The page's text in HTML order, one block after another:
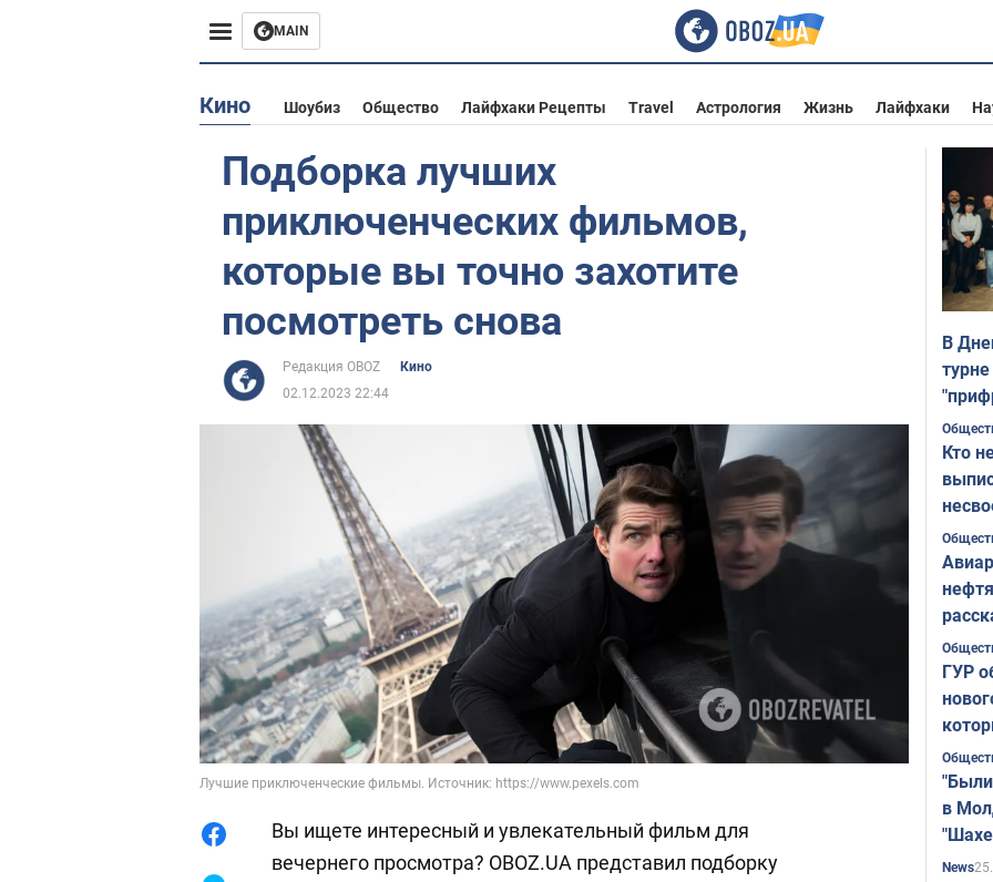
MAIN
Жизнь
Лайфхаки
Кино Шоубиз Общество Лайфхаки Рецепты Travel Астрология Жизнь Лайфхаки
Подборка лучших
приключенческих фильмов,
которые вы точно захотите
посмотреть снова
Редакция OBOZ
Кино
02.12.2023 22:44
Лучшие приключенческие фильмы. Источник: https://www.pexels.com
Вы ищете интересный и увлекательный фильм для
вечернего просмотра? OBOZ.UA представил подборку
В
Кто
ГУР
в
News